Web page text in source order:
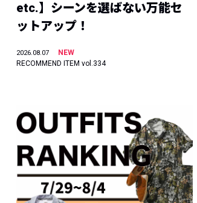
etc.】シーンを選ばない万能セ
ットアップ！
2026.08.07
NEW
RECOMMEND ITEM vol.334